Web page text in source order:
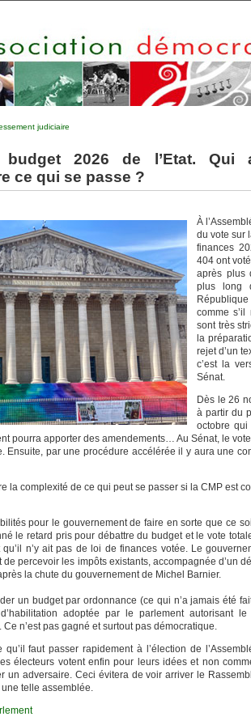
judiciaire
budget 2026 de l’Etat. Qui
ce qui se passe ?
À
du vote sur
finances
404 ont
après plus
plus long
comme s’il
sont très
la
rejet d’un
c’est la
Sénat.
Dès le 26
à partir du
octobre
pourra apporter des amendements… Au Sénat, le
Ensuite, par une procédure accélérée il y aura une
la complexité de ce qui peut se passer si la CMP est
pour le gouvernement de faire en sorte que ce
le retard pris pour débattre du budget et le vote
n’y ait pas de loi de finances votée. Le
de percevoir les impôts existants, accompagnée d’un
la chute du gouvernement de Michel Barnier.
un budget par ordonnance (ce qui n’a jamais été
adoptée par le parlement autorisant le
n’est pas gagné et surtout pas démocratique.
qu’il faut passer rapidement à l’élection de
électeurs votent enfin pour leurs idées et non
un adversaire. Ceci évitera de voir arriver le
telle assemblée.